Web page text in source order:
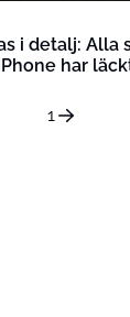
i detalj: Alla
har
1